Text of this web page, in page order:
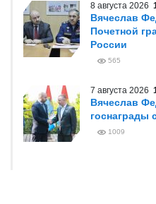
8 августа 2026
Вячеслав
Почетной
России
565
7 августа 2026
Вячеслав
госнаграды
1009